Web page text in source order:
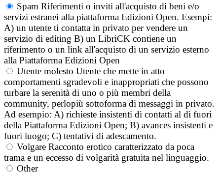
Spam Riferimenti o inviti all'acquisto di beni e/o
servizi estranei alla piattaforma Edizioni Open. Esempi:
A) un utente ti contatta in privato per vendere un
servizio di editing B) un LibriCK contiene un
riferimento o un link all'acquisto di un servizio esterno
alla Piattaforma Edizioni Open
Utente molesto Utente che mette in atto
comportamenti sgradevoli e inappropriati che possono
turbare la serenità di uno o più membri della
community, perlopiù sottoforma di messaggi in privato.
Ad esempio: A) richieste insistenti di contatti al di fuori
della Piattaforma Edizioni Open; B) avances insistenti e
fuori luogo; C) tentativi di adescamento.
Volgare Racconto erotico caratterizzato da poca
trama e un eccesso di volgarità gratuita nel linguaggio.
Other